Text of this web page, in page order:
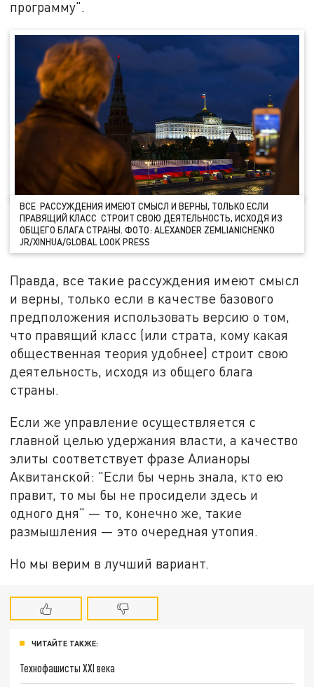
программу".
ВСЕ РАССУЖДЕНИЯ ИМЕЮТ СМЫСЛ И ВЕРНЫ, ТОЛЬКО ЕСЛИ
ПРАВЯЩИЙ КЛАСС СТРОИТ СВОЮ ДЕЯТЕЛЬНОСТЬ, ИСХОДЯ ИЗ
ОБЩЕГО БЛАГА СТРАНЫ. ФОТО: ALEXANDER ZEMLIANICHENKO
JR/XINHUA/GLOBAL LOOK PRESS
Правда, все такие рассуждения имеют смысл
и верны, только если в качестве базового
предположения использовать версию о том,
что правящий класс (или страта, кому какая
общественная теория удобнее) строит свою
деятельность, исходя из общего блага
страны.
Если же управление осуществляется с
главной целью удержания власти, а качество
элиты соответствует фразе Алианоры
Аквитанской: "Если бы чернь знала, кто ею
правит, то мы бы не просидели здесь и
одного дня" — то, конечно же, такие
размышления — это очередная утопия.
Но мы верим в лучший вариант.
ЧИТАЙТЕ ТАКЖЕ:
Технофашисты XXI века